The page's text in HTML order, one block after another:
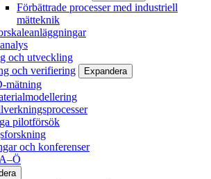
Förbättrade processer med industriell
mätteknik
och utveckling
och verifiering
Expandera
mätning
pilotförsök
och konferenser